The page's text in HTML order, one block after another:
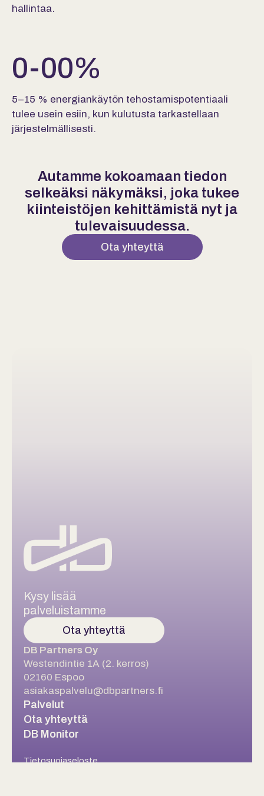
hallintaa.
0-00%
5–15 % energiankäytön tehostamispotentiaali
tulee usein esiin, kun kulutusta tarkastellaan
järjestelmällisesti.
Autamme kokoamaan tiedon
selkeäksi näkymäksi, joka tukee
kiinteistöjen kehittämistä nyt ja
tulevaisuudessa.
Ota yhteyttä
Kysy lisää
palveluistamme
Ota yhteyttä
DB Partners Oy
Westendintie 1A (2. kerros)
02160 Espoo
asiakaspalvelu@dbpartners.fi
Palvelut
Ota yhteyttä
DB Monitor
Tietosuojaseloste